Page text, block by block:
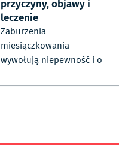
przyczyny, objawy i
leczenie
Zaburzenia
miesiączkowania
wywołują niepewność i o